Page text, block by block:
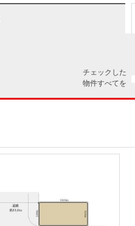
チェックした
物件すべてを